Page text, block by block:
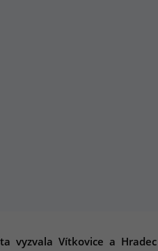
vyzvala Vítkovice a Hradec